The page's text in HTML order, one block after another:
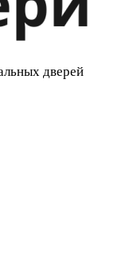
дверей